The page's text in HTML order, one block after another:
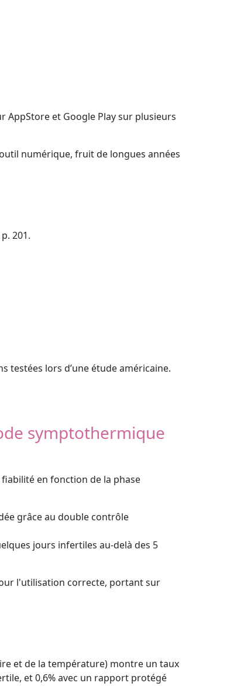
AppStore et Google Play sur plusieurs
numérique, fruit de longues années
201.
testées lors d’une étude américaine.
symptothermique
en fonction de la phase
grâce au double contrôle
jours infertiles au-delà des 5
l'utilisation correcte, portant sur
et de la température) montre un taux
et 0,6% avec un rapport protégé